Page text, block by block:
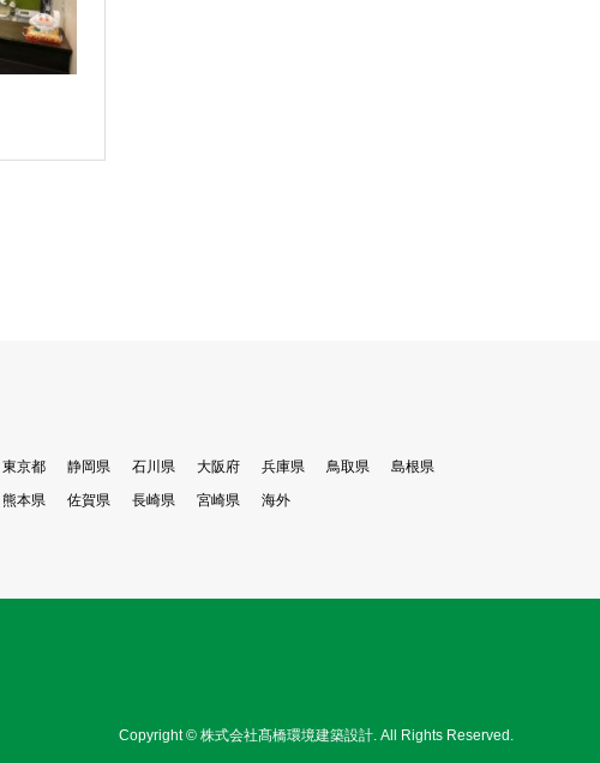
東京都 静岡県 石川県 大阪府 兵庫県 鳥取県
島根県
熊本県 佐賀県 長崎県 宮崎県 海外
Copyright© 株式会社髙橋環境建築設計 . All Rights Reserved.